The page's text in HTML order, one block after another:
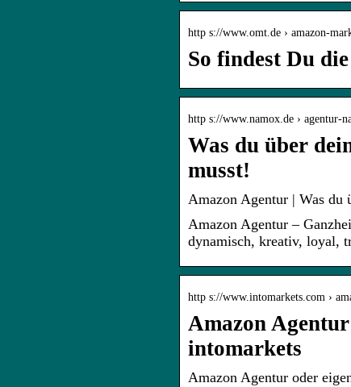
http s://www.omt.de › amazon-
So findest Du
http s://www.namox.de › agentur-
Was du über
musst!
Amazon Agentur | Was du
Amazon Agentur –
dynamisch, kreativ, loyal,
http s://www.intomarkets.com ›
Amazon
intomarkets
Amazon Agentur oder